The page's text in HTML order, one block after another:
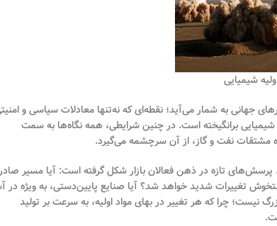
شیمیایی
جهانی به شمار می‌آید؛ نقطه‌ای که نه‌تنها معادلات سیاسی و
شیمیایی برانگیخته است. در چنین شرایطی، همه نگاه‌ها به سمت
مشتقات نفت و گاز، از آن سرچشمه می‌گیرد.
پرسش‌های تازه در ذهن فعالان بازار شکل گرفته است: آیا مسیر
تغییرات شدید خواهد شد؟ آیا صنایع پایین‌دستی، به ویژه در
نیست؛ چرا که هر تغییر در بهای مواد اولیه، به سرعت بر تولید